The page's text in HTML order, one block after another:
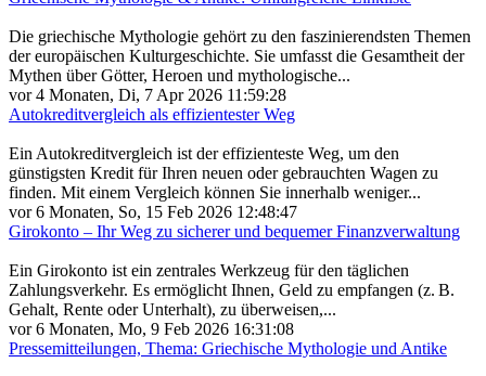
Die griechische Mythologie gehört zu den faszinierendsten Themen
der europäischen Kulturgeschichte. Sie umfasst die Gesamtheit der
Mythen über Götter, Heroen und mythologische...
vor 4 Monaten, Di, 7 Apr 2026 11:59:28
Autokreditvergleich als effizientester Weg
Ein Autokreditvergleich ist der effizienteste Weg, um den
günstigsten Kredit für Ihren neuen oder gebrauchten Wagen zu
finden. Mit einem Vergleich können Sie innerhalb weniger...
vor 6 Monaten, So, 15 Feb 2026 12:48:47
Girokonto – Ihr Weg zu sicherer und bequemer Finanzverwaltung
Ein Girokonto ist ein zentrales Werkzeug für den täglichen
Zahlungsverkehr. Es ermöglicht Ihnen, Geld zu empfangen (z. B.
Gehalt, Rente oder Unterhalt), zu überweisen,...
vor 6 Monaten, Mo, 9 Feb 2026 16:31:08
Pressemitteilungen, Thema: Griechische Mythologie und Antike